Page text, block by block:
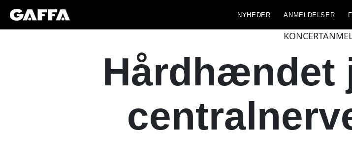
NYHEDER ANMELDELSER
Hårdhændet